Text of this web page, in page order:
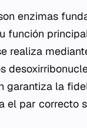
enzimas
función
realiza
garantiza la
el par correcto